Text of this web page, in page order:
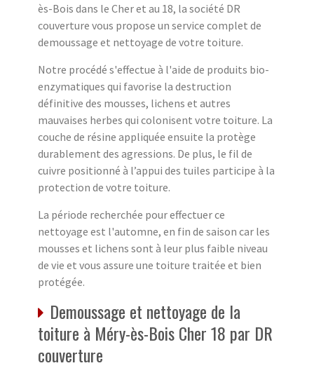
ès-Bois dans le Cher et au 18, la société DR
couverture vous propose un service complet de
demoussage et nettoyage de votre toiture.
Notre procédé s'effectue à l'aide de produits bio-
enzymatiques qui favorise la destruction
définitive des mousses, lichens et autres
mauvaises herbes qui colonisent votre toiture. La
couche de résine appliquée ensuite la protège
durablement des agressions. De plus, le fil de
cuivre positionné à l’appui des tuiles participe à la
protection de votre toiture.
La période recherchée pour effectuer ce
nettoyage est l'automne, en fin de saison car les
mousses et lichens sont à leur plus faible niveau
de vie et vous assure une toiture traitée et bien
protégée.
Demoussage et nettoyage de la
toiture à Méry-ès-Bois Cher 18 par DR
couverture